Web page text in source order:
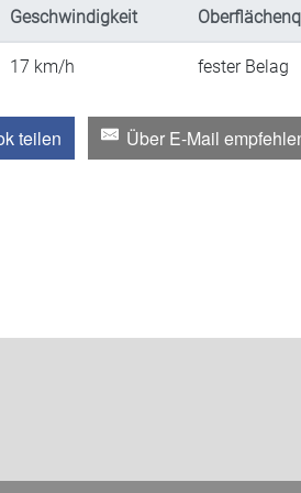
Geschwindigkeit
17 km/h fester Belag
teilen Über E-Mail